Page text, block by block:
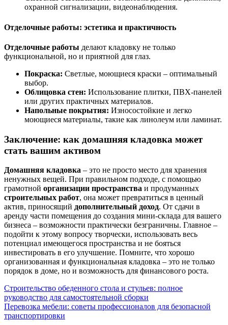
охранной сигнализации, видеонаблюдения.
Отделочные работы: эстетика и практичность
Отделочные работы делают кладовку не только
функциональной, но и приятной для глаз.
Покраска: Светлые, моющиеся краски – оптимальный
выбор.
Облицовка стен: Использование плитки, ПВХ-панелей
или других практичных материалов.
Напольные покрытия: Износостойкие и легко
моющиеся материалы, такие как линолеум или ламинат.
Заключение: как домашняя кладовка может
стать вашим активом
Домашняя кладовка – это не просто место для хранения
ненужных вещей. При правильном подходе, с помощью
грамотной организации пространства и продуманных
строительных работ, она может превратиться в ценный
актив, приносящий дополнительный доход. От сдачи в
аренду части помещения до создания мини-склада для вашего
бизнеса – возможности практически безграничны. Главное –
подойти к этому вопросу творчески, использовать весь
потенциал имеющегося пространства и не бояться
инвестировать в его улучшение. Помните, что хорошо
организованная и функциональная кладовка – это не только
порядок в доме, но и возможность для финансового роста.
Навигация
по
записям
Строительство обеденного стола и стульев: полное
руководство для самостоятельной сборки
Перевозка мебели: советы профессионалов для безопасной
транспортировки